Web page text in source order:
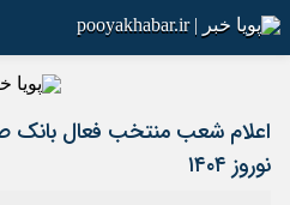
سروش
آپارات
رمز عبور
​اعلام شعب منتخب فعال بانک
نوروز ۱۴۰۴